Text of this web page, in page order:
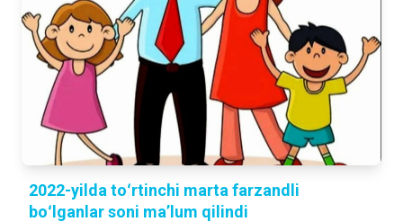
2022-yilda toʻrtinchi marta farzandli
boʻlganlar soni maʼlum qilindi